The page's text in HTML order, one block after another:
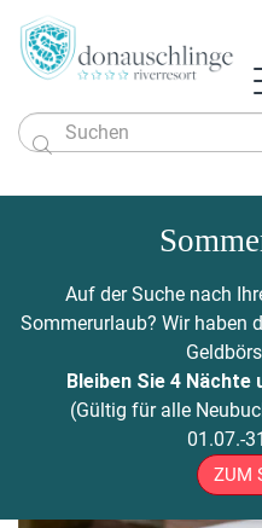
Winterurlaub
Geschichte
Team
Webcam
Zimmer & Angebote
Zimmerpreise
Stornobedingungen
Donau.PAUSCHALEN
Donau.EVENTS
Urlaub mit der Familie
Urlaub mit Freunden
Urlaub mit dem Hund
Singleurlaub mit Kind
Sportlich & Aktiv
Aktivprogramm
Radfahren
Donau-Radfähre
Bike Station
Badeerlebnis
Yoga an der Donau
Wellness-Paradies
Beauty & Kosmetik
Wickel & Packungen
Entspannungs-Pakete
Business & Seminare
Seminare & Tagungen
Firmenfeiern
ONLINE
Kontakt
Zimmerpreise

Auf der Suche nach
Sommerurlaub? Wir haben
Bleiben Sie 4 Nächte
(Gültig für alle
01.07.-
ZUM